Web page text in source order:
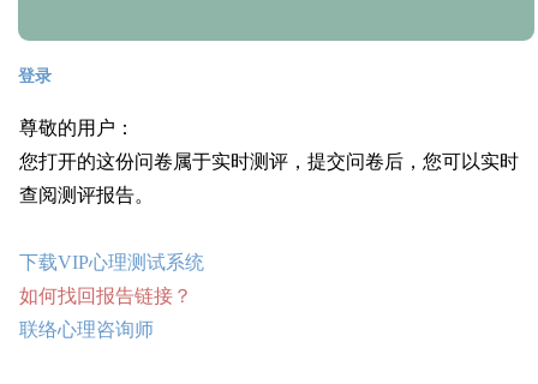
登录
尊敬的用户：
您打开的这份问卷属于实时测评，提交问卷后，您可以实时
查阅测评报告。
下载VIP心理测试系统
如何找回报告链接？
联络心理咨询师